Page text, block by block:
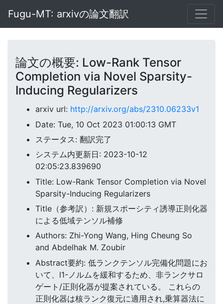
Fugu-MT: arxivの論文翻訳
論文の概要: Low-Rank Tensor
Completion via Novel Sparsity-
Inducing Regularizers
arxiv url: http://arxiv.org/abs/2310.06233v1
Date: Tue, 10 Oct 2023 01:00:13 GMT
ステータス: 翻訳完了
システム内更新日: 2023-10-12
02:05:23.839690
Title: Low-Rank Tensor Completion via Novel
Sparsity-Inducing Regularizers
Title（参考訳）: 新規スポーシティ誘導正則化器
による低域テンソル補修
Authors: Zhi-Yong Wang, Hing Cheung So
and Abdelhak M. Zoubir
Abstract要約: 低ランクテンソル完備化問題にお
いて、l1-ノルムを緩和するため、非ランクサロ
ゲート/正則化器が提案されている。 これらの
正則化器は核ランク復元に適用され,乗算器法に